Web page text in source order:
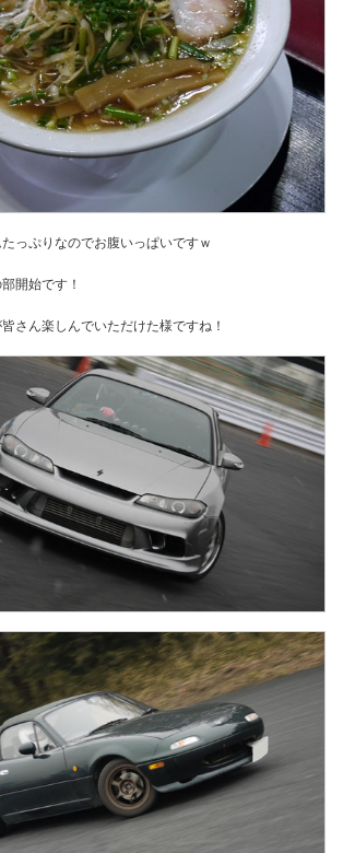
っぷりなのでお腹いっぱいですｗ
開始です！
さん楽しんでいただけた様ですね！